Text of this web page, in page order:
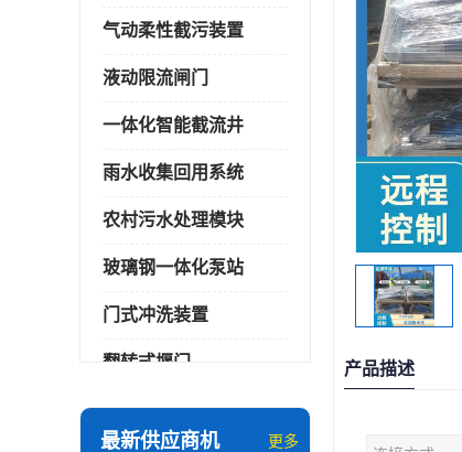
气动柔性截污装置
液动限流闸门
一体化智能截流井
雨水收集回用系统
农村污水处理模块
玻璃钢一体化泵站
门式冲洗装置
翻转式堰门
智能一体化雨水泵站
最新供应商机 更多
产品描述